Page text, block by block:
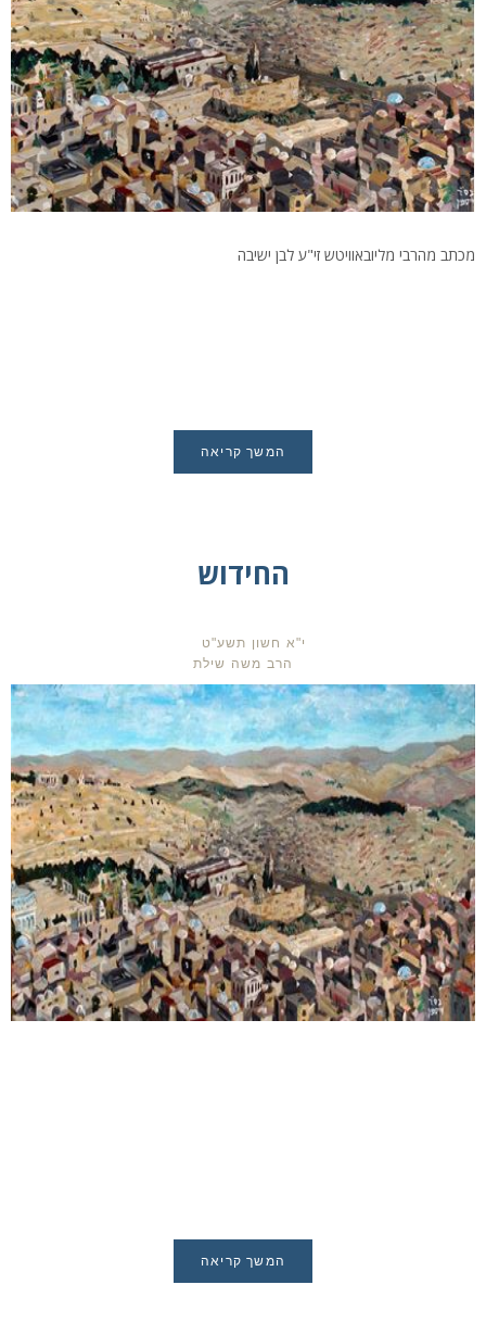
מכתב מהרבי מליובאוויטש זי"ע לבן ישיבה
המשך קריאה
החידוש
י"א חשון תשע"ט
הרב משה שילת
המשך קריאה